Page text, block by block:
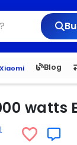
Blog
6,050
watts